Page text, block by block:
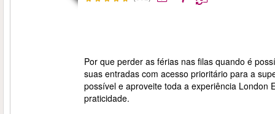
Por que perder as férias nas filas quando é
suas entradas com acesso prioritário para a
possível e aproveite toda a experiência London
praticidade.